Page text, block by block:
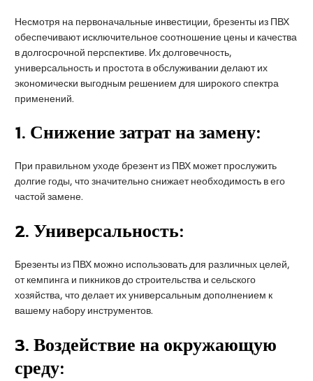
Несмотря на первоначальные инвестиции, брезенты из ПВХ
обеспечивают исключительное соотношение цены и качества
в долгосрочной перспективе. Их долговечность,
универсальность и простота в обслуживании делают их
экономически выгодным решением для широкого спектра
применений.
1. Снижение затрат на замену:
При правильном уходе брезент из ПВХ может прослужить
долгие годы, что значительно снижает необходимость в его
частой замене.
2.Универсальность:
Брезенты из ПВХ можно использовать для различных целей,
от кемпинга и пикников до строительства и сельского
хозяйства, что делает их универсальным дополнением к
вашему набору инструментов.
3.Воздействие на окружающую
среду: